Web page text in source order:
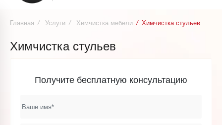
Главная / Услуги / Химчистка мебели / Химчистка стульев
Химчистка стульев
Получите бесплатную консультацию